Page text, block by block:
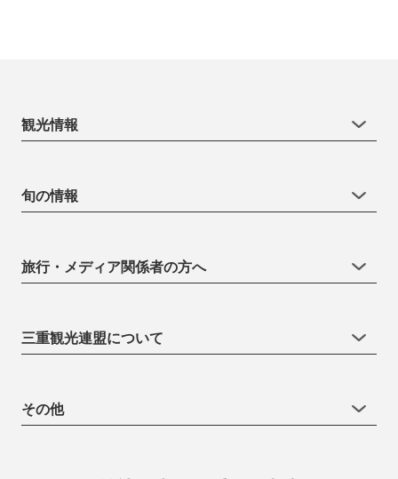
観光情報
旬の情報
旅行・メディア関係者の方へ
三重観光連盟について
その他